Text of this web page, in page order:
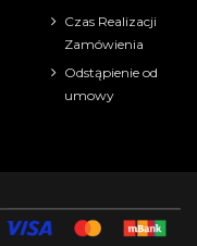
Czas Realizacji
Zamówienia
Odstąpienie od
umowy